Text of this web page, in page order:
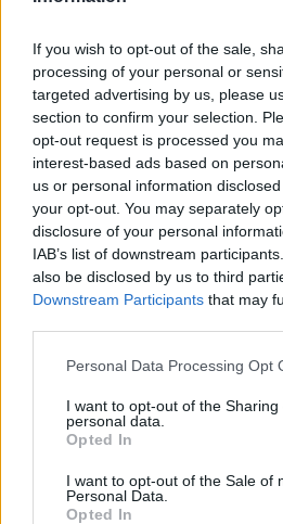
If you wish to opt-out of the sale,
processing of your personal or
targeted advertising by us, please
section to confirm your selection.
opt-out request is processed you
interest-based ads based on
us or personal information
your opt-out. You may separately
disclosure of your personal
IAB’s list of downstream
also be disclosed by us to third
Downstream Participants that may
Personal Data Processing Opt
I want to opt-out of the Sharing
personal data.
Opted In
I want to opt-out of the Sale of
Personal Data.
Opted In
Ακολουθήστε το E-
ΔΙΑΦΗΜΙΣΗ